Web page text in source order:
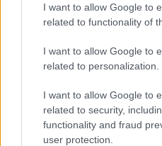
I want to allow Google to
related to functionality of
I want to allow Google to
related to personalization.
I want to allow Google to
related to security,
functionality and fraud
user protection.